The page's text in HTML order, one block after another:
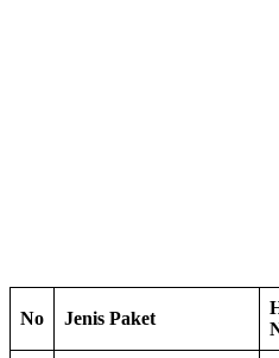
No Jenis Paket